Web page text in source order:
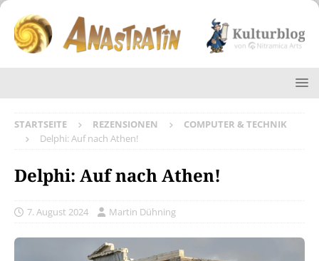
STARTSEITE REZENSIONEN
COMPUTER & TECHNIK
Delphi: Auf nach Athen!
Delphi: Auf nach Athen!
7. August 2024 Martin Dühning